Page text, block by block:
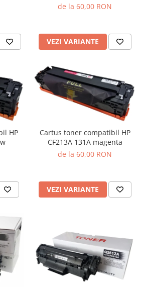
de la 60,00 RON
VEZI VARIANTE
HP
Cartus toner compatibil HP
CF213A 131A magenta
de la 60,00 RON
VEZI VARIANTE